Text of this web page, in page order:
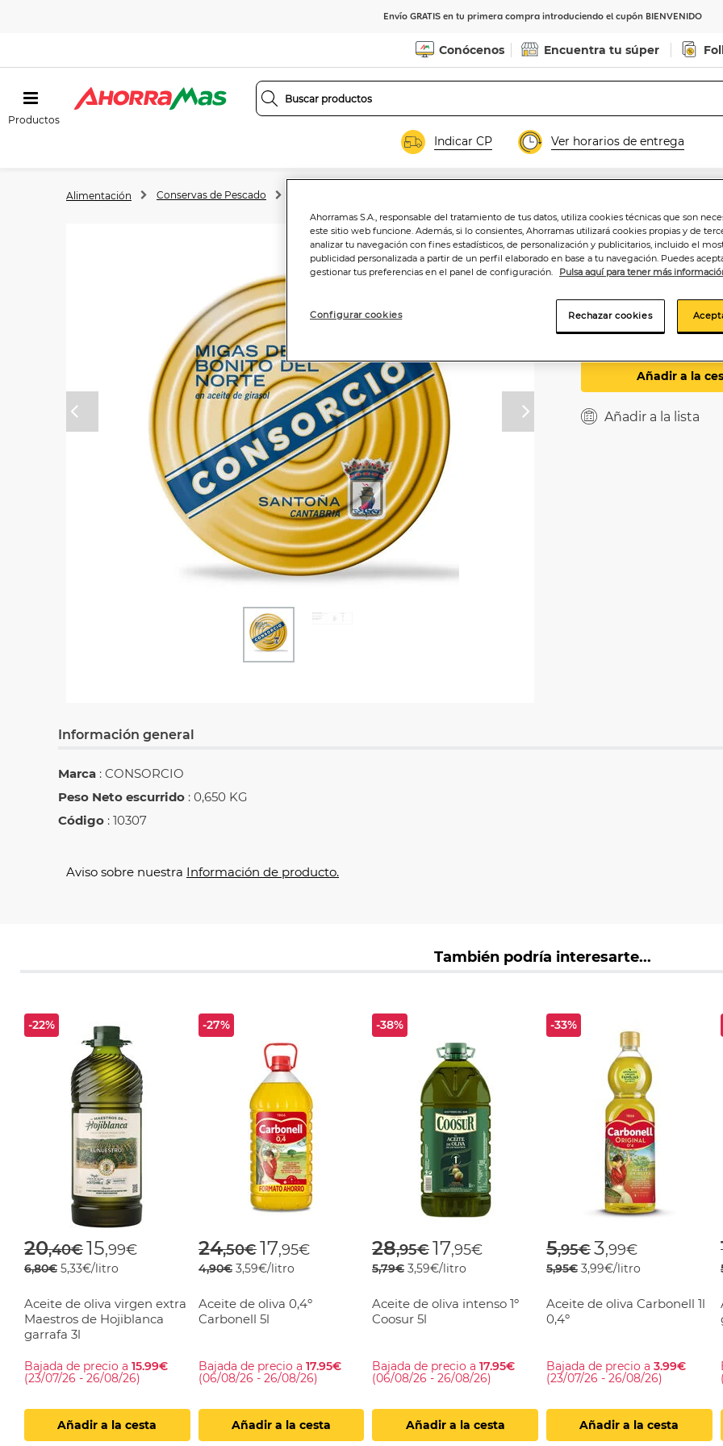
Envío GRATIS en tu primera compra introduciendo el cupón BIENVENIDO
Conócenos Encuentra tu súper
Productos
Indicar CP Ver horarios de entrega
Alimentación Conservas de Pescado
Anterior Próximo
Migas de bonito
Consorcio 650g
8,99€
13,83€/kg.peso esc
Añadir a la
Añadir a la lista
Información general
Marca : CONSORCIO
Peso Neto escurrido : 0,650 KG
Código : 10307
Aviso sobre nuestra Información de producto.
También podría interesarte...
-22%
Price reduced from
20,40€to
15,99€
6,80€ 5,33€/litro
Aceite de oliva virgen extra
Maestros de Hojiblanca
garrafa 3l
Bajada de precio a 15.99€
(23/07/26 - 26/08/26)
Añadir a la cesta
-27%
Price reduced from
24,50€to
17,95€
4,90€ 3,59€/litro
Aceite de oliva 0,4º
Carbonell 5l
Bajada de precio a 17.95€
(06/08/26 - 26/08/26)
Añadir a la cesta
-38%
Price reduced from
28,95€to
17,95€
5,79€ 3,59€/litro
Aceite de oliva intenso 1º
Coosur 5l
Bajada de precio a17.95€
(06/08/26 - 26/08/26)
Añadir a la cesta
-33%
Price reduced
5,95€to
3,99€
5,95€ 3,99€/litro
Aceite de oliva Carbonell 1l
0,4º
Bajada de precio a 3.99€
(23/07/26 - 26/08/26)
Añadir a la cesta
Ahorramas S.A., responsable del tratamiento de tus datos, utiliza cookies técnicas que son
este sitio web funcione. Además, si lo consientes, Ahorramas utilizará cookies propias y de
analizar tu navegación con fines estadísticos, de personalización y publicitarios, incluido el
publicidad personalizada a partir de un perfil elaborado en base a tu navegación. Puedes
gestionar tus preferencias en el panel de configuración.
Pulsa aquí para tener más
Configurar cookies Rechazar cookies